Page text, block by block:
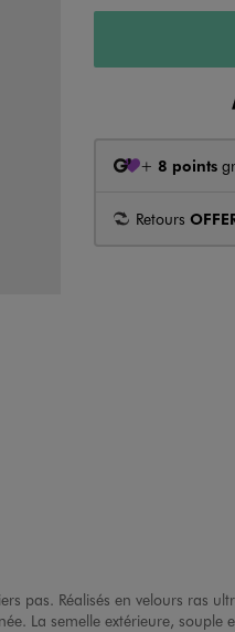
+ 8 points
Retours
pas. Réalisés en velours ras
La semelle extérieure,